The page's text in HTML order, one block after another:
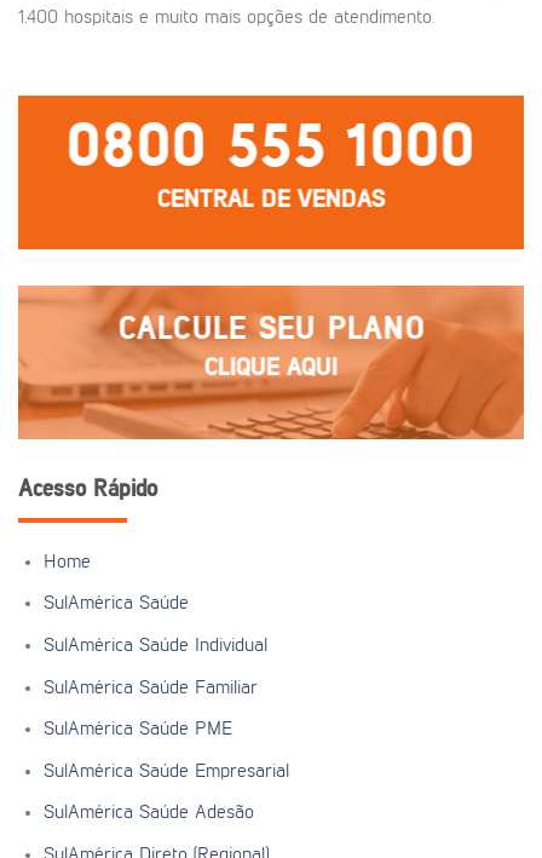
1.400 hospitais e muito mais opções de atendimento.
0800 555 1000
CENTRAL DE VENDAS
CALCULE SEU PLANO
CLIQUE AQUI
Acesso Rápido
Home
SulAmérica Saúde
SulAmérica Saúde Individual
SulAmérica Saúde Familiar
SulAmérica Saúde PME
SulAmérica Saúde Empresarial
SulAmérica Saúde Adesão